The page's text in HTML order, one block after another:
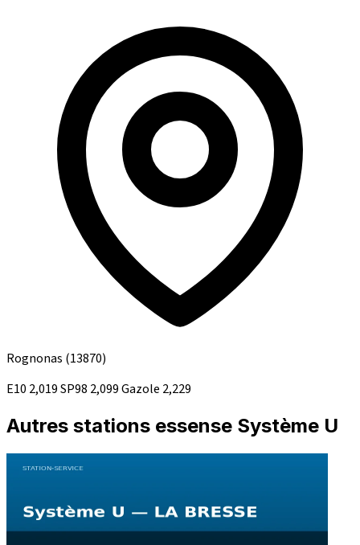
Rognonas (13870)
E10 2,019SP98 2,099Gazole 2,229
Autres stations essense Système U